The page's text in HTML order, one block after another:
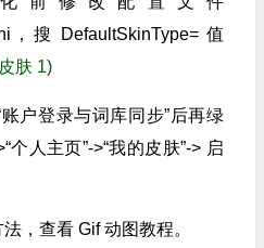
，搜 DefaultSkinType= 值
肤 1)
户登录与词库同步”后再绿
个人主页”->“我的皮肤”-> 启
，查看 Gif 动图教程。